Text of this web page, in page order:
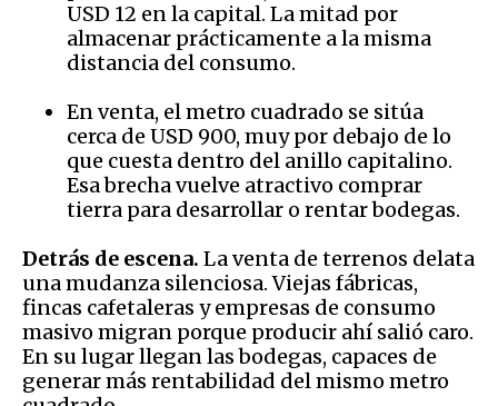
USD 12 en la capital. La mitad por
almacenar prácticamente a la misma
distancia del consumo.
En venta, el metro cuadrado se sitúa
cerca de USD 900, muy por debajo de lo
que cuesta dentro del anillo capitalino.
Esa brecha vuelve atractivo comprar
tierra para desarrollar o rentar bodegas.
Detrás de escena. La venta de terrenos delata
una mudanza silenciosa. Viejas fábricas,
fincas cafetaleras y empresas de consumo
masivo migran porque producir ahí salió caro.
En su lugar llegan las bodegas, capaces de
generar más rentabilidad del mismo metro